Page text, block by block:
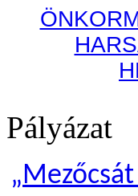
Pályázat
„